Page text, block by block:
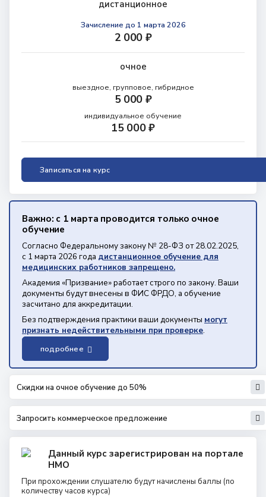
дистанционное
Зачисление до 1 марта 2026
2 000 ₽
очное
выездное, групповое, гибридное
5 000 ₽
индивидуальное обучение
15 000 ₽
Записаться на курс
Важно: с 1 марта проводится только очное
обучение
Согласно Федеральному закону № 28-ФЗ от 28.02.2025,
с 1 марта 2026 года дистанционное обучение для
медицинских работников запрещено.
Академия «Призвание» работает строго по закону. Ваши
документы будут внесены в ФИС ФРДО, а обучение
засчитано для аккредитации.
Без подтверждения практики ваши документы могут
признать недействительными при проверке.
подробнее
Скидки на очное обучение до 50%
Запросить коммерческое предложение
Данный курс зарегистрирован на портале
НМО
При прохождении слушателю будут начислены баллы (по
количеству часов курса)